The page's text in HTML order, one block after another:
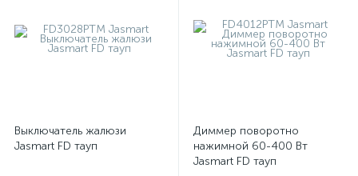
Выключатель жалюзи
Jasmart FD тауп
Диммер поворотно
нажимной 60-400 Вт
Jasmart FD тауп